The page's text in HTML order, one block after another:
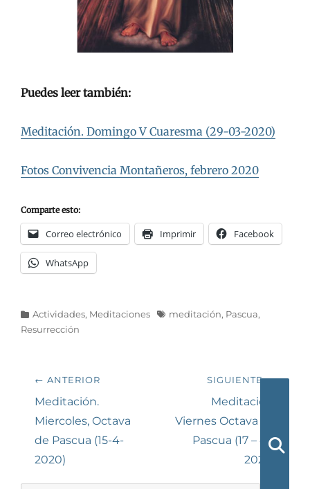
Puedes leer también:
Meditación. Domingo V Cuaresma (29-03-2020)
Fotos Convivencia Montañeros, febrero 2020
Comparte esto:
Correo electrónico Imprimir Facebook
WhatsApp
Categorías
Actividades, Meditaciones Etiquetas
meditación, Pascua,
Resurrección
Navegación
de
entradas
← ANTERIOR
Entrada
anterior:
Meditación.
Miercoles, Octava
de Pascua (15-4-
2020)
SIGUIENTE →
Siguiente
entrada:
Meditación.
Viernes Octava de
Pascua (17 – 4 –
2020)